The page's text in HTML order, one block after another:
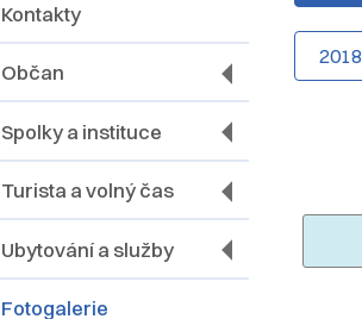
Kontakty
Občan
Spolky a instituce
Turista a volný čas
Ubytování a služby
Fotogalerie
2018